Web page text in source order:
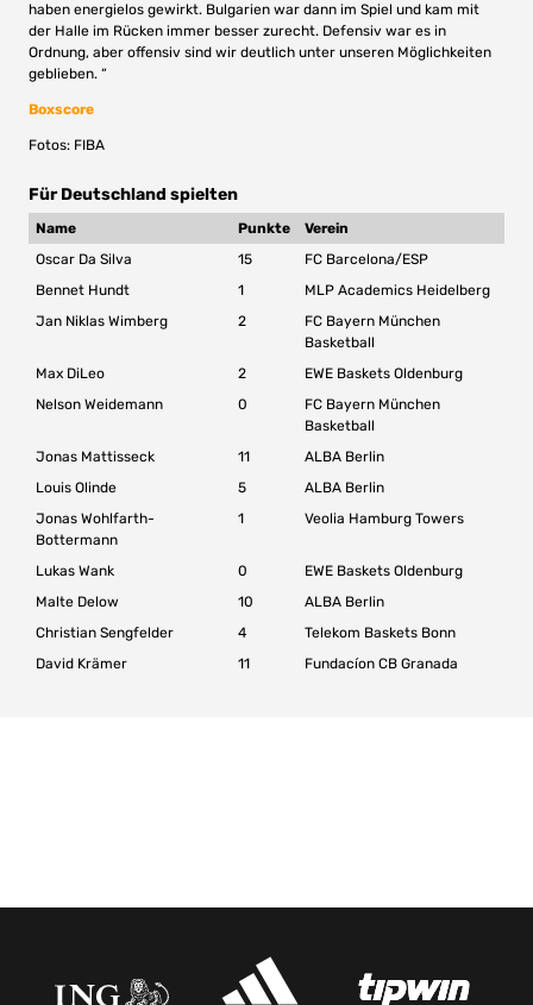
haben energielos gewirkt. Bulgarien war dann im Spiel und kam mit
der Halle im Rücken immer besser zurecht. Defensiv war es in
Ordnung, aber offensiv sind wir deutlich unter unseren Möglichkeiten
geblieben. “
Boxscore
Fotos: FIBA
Für Deutschland spielten
Name Punkte
Verein
Oscar Da Silva
15
FC Barcelona/ESP
Bennet Hundt
1
MLP Academics Heidelberg
Jan Niklas Wimberg
2
FC Bayern München
Basketball
Max DiLeo
2
EWE Baskets Oldenburg
Nelson Weidemann
0
FC Bayern München
Basketball
Jonas Mattisseck
11
ALBA Berlin
Louis Olinde
5
ALBA Berlin
Jonas Wohlfarth-
Bottermann
1 Veolia Hamburg Towers
Lukas Wank 0
EWE Baskets Oldenburg
Malte Delow
10
ALBA Berlin
Christian Sengfelder
4
Telekom Baskets Bonn
David Krämer
11 Fundacíon CB Granada